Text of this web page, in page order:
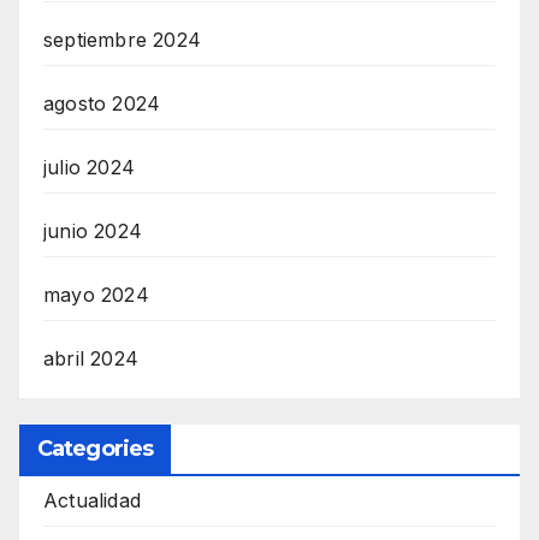
septiembre 2024
agosto 2024
julio 2024
junio 2024
mayo 2024
abril 2024
Categories
Actualidad